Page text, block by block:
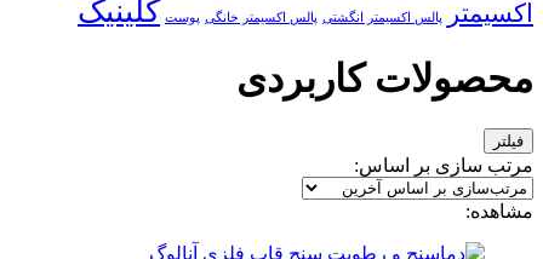
اکسیمتر
پالس اکسیمتر انگشتی پالس اکسیمتر خانگی پوست کلینیک
محصولات کاربردی
فیلتر
مرتب سازی بر اساس:
مشاهده: